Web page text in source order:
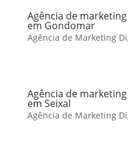
Agência de
em Gondomar
Agência de Marketing
Agência de
em Seixal
Agência de Marketing